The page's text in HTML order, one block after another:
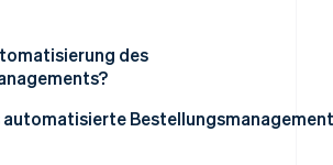
Sie, wie Stripe Lösungen für die
ansehen
des
automatisierte Bestellungsmanagement